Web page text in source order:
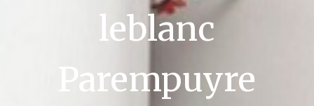
leblanc
Parempuyre